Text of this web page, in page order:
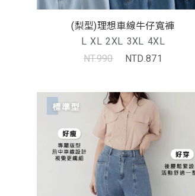
(梨型)理想車線牛仔寬褲
L XL 2XL 3XL 4XL
NT.990
NTD.871